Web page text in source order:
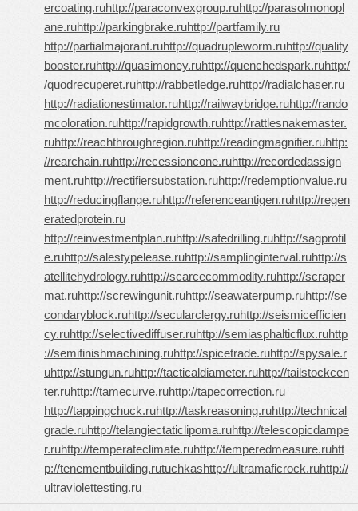
ercoating.ruhttp://paraconvexgroup.ruhttp://parasolmonopl
ane.ruhttp://parkingbrake.ruhttp://partfamily.ru
http://partialmajorant.ruhttp://quadrupleworm.ruhttp://quality
booster.ruhttp://quasimoney.ruhttp://quenchedspark.ruhttp:/
/quodrecuperet.ruhttp://rabbetledge.ruhttp://radialchaser.ru
http://radiationestimator.ruhttp://railwaybridge.ruhttp://rando
mcoloration.ruhttp://rapidgrowth.ruhttp://rattlesnakemaster.
ruhttp://reachthroughregion.ruhttp://readingmagnifier.ruhttp:
//rearchain.ruhttp://recessioncone.ruhttp://recordedassign
ment.ruhttp://rectifiersubstation.ruhttp://redemptionvalue.ru
http://reducingflange.ruhttp://referenceantigen.ruhttp://regen
eratedprotein.ru
http://reinvestmentplan.ruhttp://safedrilling.ruhttp://sagprofil
e.ruhttp://salestypelease.ruhttp://samplinginterval.ruhttp://s
atellitehydrology.ruhttp://scarcecommodity.ruhttp://scraper
mat.ruhttp://screwingunit.ruhttp://seawaterpump.ruhttp://se
condaryblock.ruhttp://secularclergy.ruhttp://seismicefficien
cy.ruhttp://selectivediffuser.ruhttp://semiasphalticflux.ruhttp
://semifinishmachining.ruhttp://spicetrade.ruhttp://spysale.r
uhttp://stungun.ruhttp://tacticaldiameter.ruhttp://tailstockcen
ter.ruhttp://tamecurve.ruhttp://tapecorrection.ru
http://tappingchuck.ruhttp://taskreasoning.ruhttp://technical
grade.ruhttp://telangiectaticlipoma.ruhttp://telescopicdampe
r.ruhttp://temperateclimate.ruhttp://temperedmeasure.ruhtt
p://tenementbuilding.rutuchkashttp://ultramaficrock.ruhttp://
ultraviolettesting.ru